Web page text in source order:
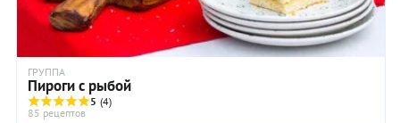
ГРУППА
Пироги с рыбой
5 (4)
85 рецептов